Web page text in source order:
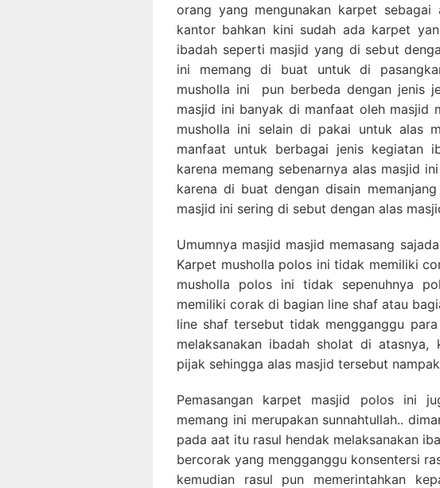
orang yang mengunakan karpet
kantor bahkan kini sudah ada karpet
ibadah seperti masjid yang di sebut
ini memang di buat untuk di
musholla ini pun berbeda dengan jenis
masjid ini banyak di manfaat oleh masjid
musholla ini selain di pakai untuk alas
manfaat untuk berbagai jenis kegiatan
karena memang sebenarnya alas masjid
karena di buat dengan disain
masjid ini sering di sebut dengan alas
Umumnya masjid masjid memasang
Karpet musholla polos ini tidak memiliki
musholla polos ini tidak sepenuhnya
memiliki corak di bagian line shaf atau
line shaf tersebut tidak mengganggu
melaksanakan ibadah sholat di
pijak sehingga alas masjid tersebut
Pemasangan karpet masjid polos ini
memang ini merupakan sunnahtullah..
pada aat itu rasul hendak melaksanakan
bercorak yang mengganggu konsentersi
kemudian rasul pun memerintahkan